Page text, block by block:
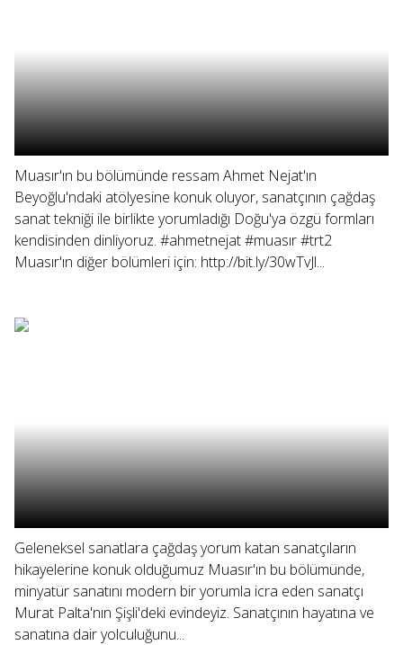
Muasır'ın bu bölümünde ressam Ahmet Nejat'ın
Beyoğlu'ndaki atölyesine konuk oluyor, sanatçının çağdaş
sanat tekniği ile birlikte yorumladığı Doğu'ya özgü formları
kendisinden dinliyoruz. #ahmetnejat #muasır #trt2
Muasır'ın diğer bölümleri için: http://bit.ly/30wTvJl...
Geleneksel sanatlara çağdaş yorum katan sanatçıların
hikayelerine konuk olduğumuz Muasır'ın bu bölümünde,
minyatür sanatını modern bir yorumla icra eden sanatçı
Murat Palta'nın Şişli'deki evindeyiz. Sanatçının hayatına ve
sanatına dair yolculuğunu...